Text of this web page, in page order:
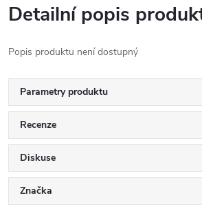
Detailní popis
Popis produktu není dostupný
Parametry produktu
Recenze
Diskuse
Značka